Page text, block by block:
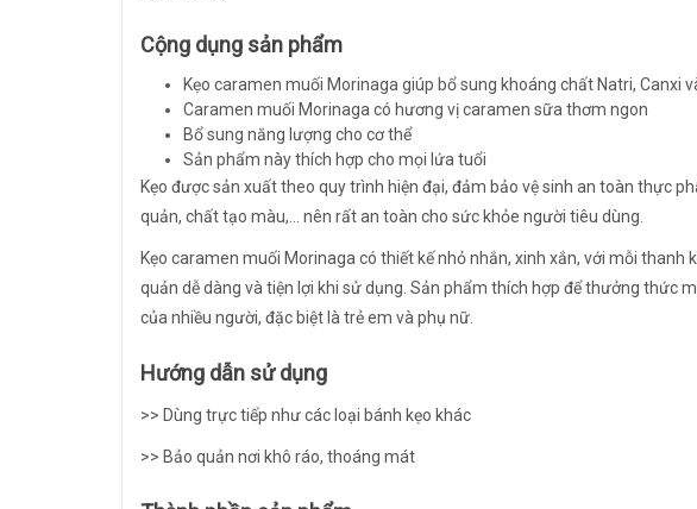
Cộng dụng sản phẩm
Kẹo caramen muối Morinaga giúp bổ sung khoáng chất Natri, Canxi
Caramen muối Morinaga có hương vị caramen sữa thơm ngon
Bổ sung năng lượng cho cơ thể
Sản phẩm này thích hợp cho mọi lứa tuổi
Kẹo được sản xuất theo quy trình hiện đại, đảm bảo vệ sinh an toàn thực
quản, chất tạo màu,... nên rất an toàn cho sức khỏe người tiêu dùng.
Kẹo caramen muối Morinaga có thiết kế nhỏ nhắn, xinh xắn, với mỗi thanh
quản dễ dàng và tiện lợi khi sử dụng. Sản phẩm thích hợp để thưởng thức
của nhiều người, đặc biệt là trẻ em và phụ nữ.
Hướng dẫn sử dụng
>> Dùng trực tiếp như các loại bánh kẹo khác
>> Bảo quản nơi khô ráo, thoáng mát